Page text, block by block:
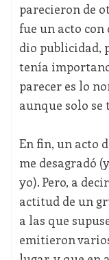
parecieron de
fue un acto con
dio publicidad,
tenía
parecer es lo
aunque solo se
En fin, un acto
me desagradó
yo). Pero, a
actitud de un
a las que
emitieron